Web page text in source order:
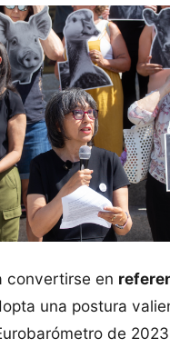
convertirse en
una postura
de